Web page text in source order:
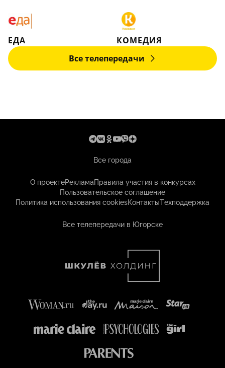
ЕДА
КОМЕДИЯ
Все телепередачи
Все города
О проектеРекламаПравила участия в конкурсах
Пользовательское соглашение
Политика использования cookiesКонтактыТехподдержка
Все телепередачи в Югорске